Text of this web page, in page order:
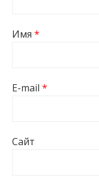
Имя *
E-mail *
Сайт